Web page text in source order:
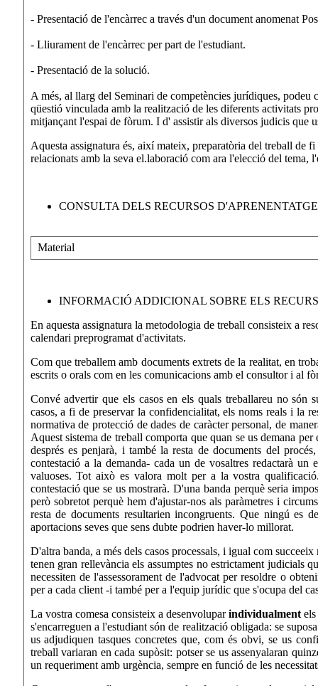
- Presentació de l'encàrrec a través d'un document anomenat
- Lliurament de l'encàrrec per part de l'estudiant.
- Presentació de la solució.
A més, al llarg del Seminari de competències jurídiques,
qüestió vinculada amb la realització de les diferents activitats
mitjançant l'espai de fòrum. I d' assistir als diversos judicis que
Aquesta assignatura és, així mateix, preparatòria del treball de
relacionats amb la seva el.laboració com ara l'elecció del
CONSULTA DELS RECURSOS
Material
INFORMACIÓ ADDICIONAL SOBRE ELS
En aquesta assignatura la metodologia de treball consisteix a
calendari preprogramat d'activitats.
Com que treballem amb documents extrets de la realitat, en
escrits o orals com en les comunicacions amb el consultor i al
Convé advertir que els casos en els quals treballareu no són
casos, a fi de preservar la confidencialitat, els noms reals i la
normativa de protecció de dades de caràcter personal, de
Aquest sistema de treball comporta que quan se us demana
després es penjarà, i també la resta de documents del
contestació a la demanda- cada un de vosaltres redactarà
valuoses. Tot això es valora molt per a la vostra
contestació que se us mostrarà. D'una banda perquè seria
però sobretot perquè hem d'ajustar-nos als paràmetres i
resta de documents resultarien incongruents. Que ningú es
aportacions seves que sens dubte podrien haver-lo millorat.
D'altra banda, a més dels casos processals, i igual com
tenen gran rellevància els assumptes no estrictament judicials
necessiten de l'assessorament de l'advocat per resoldre o
per a cada client -i també per a l'equip jurídic que s'ocupa del
La vostra comesa consisteix a desenvoluparindividualmentels
s'encarreguen a l'estudiant són de realització obligada: se
us adjudiquen tasques concretes que, com és obvi, se us
treball variaran en cada supòsit: potser se us assenyalaran
un requeriment amb urgència, sempre en funció de les